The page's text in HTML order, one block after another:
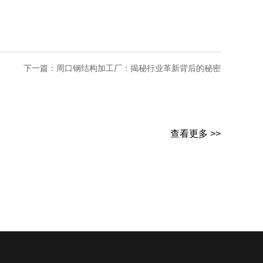
下一篇： 周口钢结构加工厂：揭秘行业革新背后的秘密
查看更多 >>